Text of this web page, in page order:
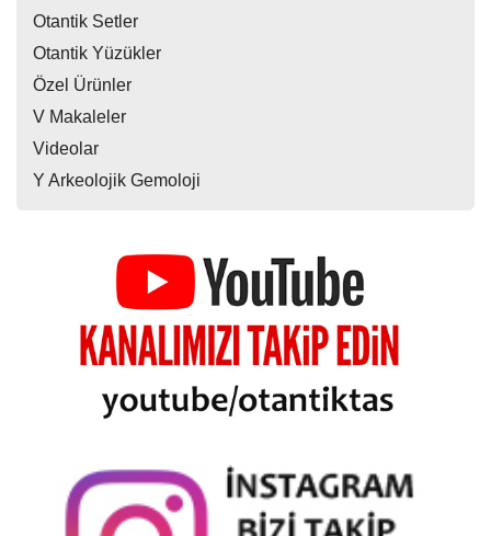
Otantik Setler
Otantik Yüzükler
Özel Ürünler
V Makaleler
Videolar
Y Arkeolojik Gemoloji